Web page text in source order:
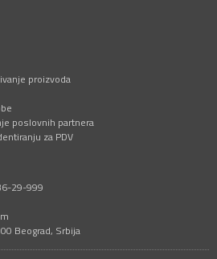
proizvoda
poslovnih partnera
za PDV
29-999
Beograd, Srbija